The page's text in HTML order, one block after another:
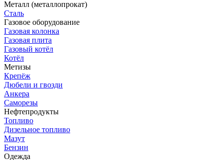
Металл (металлопрокат)
Сталь
Газовое оборудование
Газовая колонка
Газовая плита
Газовый котёл
Котёл
Метизы
Крепёж
Дюбели и гвозди
Анкера
Саморезы
Нефтепродукты
Топливо
Дизельное топливо
Мазут
Бензин
Одежда